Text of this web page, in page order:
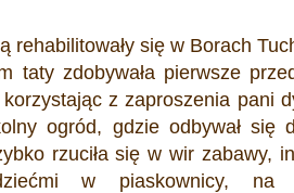
rehabilitowały się w Borach
taty zdobywała pierwsze
z zaproszenia pani
ogród, gdzie odbywał się
rzuciła się w wir zabawy,
w piaskownicy, na